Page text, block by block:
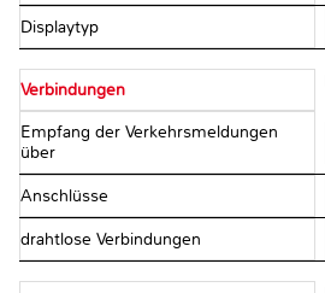
Displaytyp
Verbindungen
Empfang der Verkehrsmeldungen
über
Anschlüsse
drahtlose Verbindungen